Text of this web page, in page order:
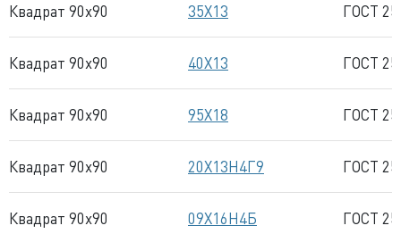
Квадрат 90x90 35Х13 ГОСТ
Квадрат 90x90 40Х13 ГОСТ
Квадрат 90x90 95Х18 ГОСТ
Квадрат 90x90 20Х13Н4Г9 ГОСТ
Квадрат 90x90 09Х16Н4Б ГОСТ